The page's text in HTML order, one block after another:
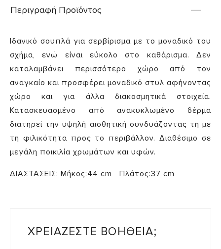
Περιγραφή Προϊόντος
Ιδανικό σουπλά για σερβίρισμα με το μοναδικό του
σχήμα, ενώ είναι εύκολο στο καθάρισμα. Δεν
καταλαμβάνει περισσότερο χώρο από τον
αναγκαίο και προσφέρει μοναδικό στυλ αφήνοντας
χώρο και για άλλα διακοσμητικά στοιχεία.
Κατασκευασμένο από ανακυκλωμένο δέρμα
διατηρεί την υψηλή αισθητική συνδυάζοντας τη με
τη φιλικότητα προς το περιβάλλον. Διαθέσιμο σε
μεγάλη ποικιλία χρωμάτων και υφών.
ΔΙΑΣΤΑΣΕΙΣ: Μήκος:44 cm Πλάτος:37 cm
ΧΡΕΙΑΖΕΣΤΕ ΒΟΗΘΕΙΑ;